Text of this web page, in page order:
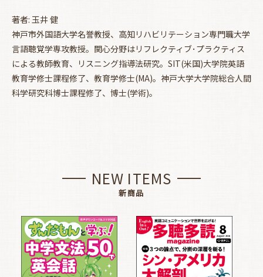
著者: 玉井 健
神戸市外国語大学名誉教授、高知リハビリテーション専門職大学
言語聴覚学専攻教授。関心分野はリフレクティブ･プラクティス
による教師教育、リスニング指導法研究。SIT(米国)大学院英語
教育学修士課程修了、教育学修士(MA)。神戸大学大学院総合人間
科学研究科博士課程修了、博士(学術)。
NEW ITEMS
新商品